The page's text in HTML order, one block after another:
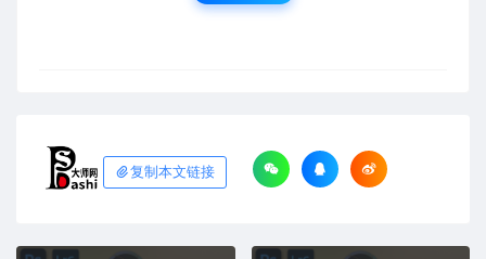
复制本文链接